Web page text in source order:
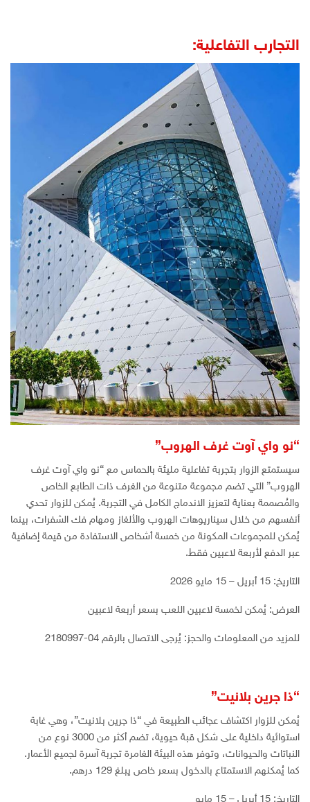
التجارب التفاعلية:
“نو واي آوت غرف الهروب”
سيستمتع الزوار بتجربة تفاعلية مليئة بالحماس مع “نو واي آوت غرف
الهروب” التي تضم مجموعة متنوعة من الغرف ذات الطابع الخاص
والمُصممة بعناية لتعزيز الاندماج الكامل في التجربة. يُمكن للزوار تحدي
أنفسهم من خلال سيناريوهات الهروب والألغاز ومهام فك الشفرات، بينما
يُمكن للمجموعات المكونة من خمسة أشخاص الاستفادة من قيمة إضافية
عبر الدفع لأربعة لاعبين فقط.
التاريخ: 15 أبريل – 15 مايو 2026
العرض: يُمكن لخمسة لاعبين اللعب بسعر أربعة لاعبين
للمزيد من المعلومات والحجز: يُرجى الاتصال بالرقم 04-2180997
“ذا جرين بلانيت”
يُمكن للزوار اكتشاف عجائب الطبيعة في “ذا جرين بلانيت”، وهي غابة
استوائية داخلية على شكل قبة حيوية، تضم أكثر من 3000 نوع من
النباتات والحيوانات، وتوفر هذه البيئة الغامرة تجربة آسرة لجميع الأعمار.
كما يُمكنهم الاستمتاع بالدخول بسعر خاص يبلغ 129 درهم.